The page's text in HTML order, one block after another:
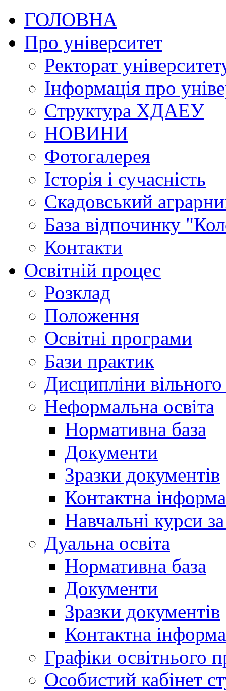
ГОЛОВНА
Про університет
Ректорат
Інформація про
Структура ХДАЕУ
НОВИНИ
Фотогалерея
Історія і сучасність
Скадовський
База відпочинку
Контакти
Освітній процес
Розклад
Положення
Освітні програми
Бази практик
Дисципліни
Неформальна освіта
Нормативна база
Документи
Зразки документів
Контактна
Навчальні курси
Дуальна освіта
Нормативна база
Документи
Зразки документів
Контактна
Графіки освітнього
Особистий кабінет